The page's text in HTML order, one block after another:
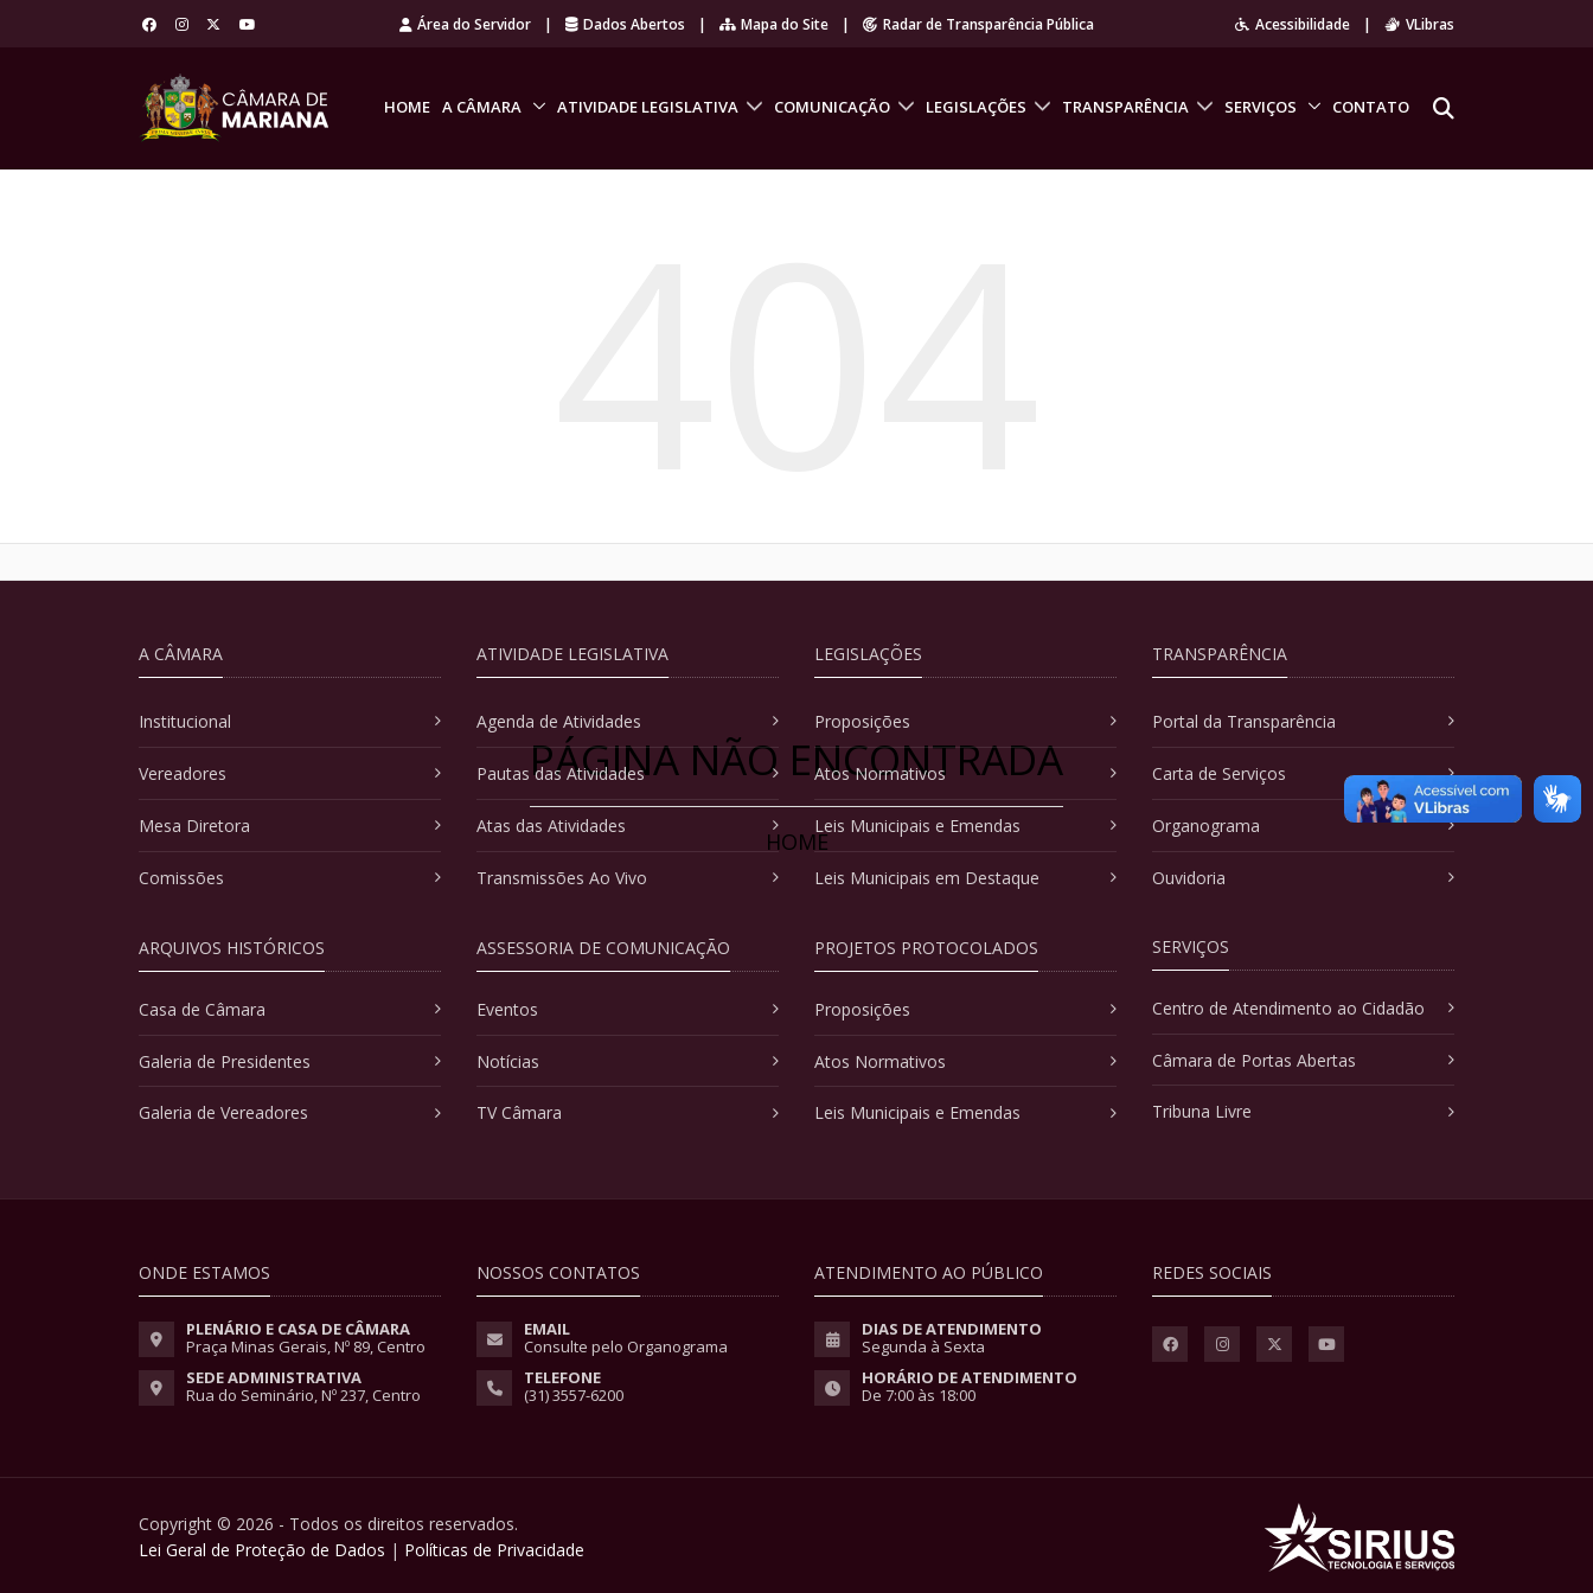
Área do Servidor | Dados Abertos | Mapa do Site | Radar de Transparência Pública Acessibilidade | VLibras
HOME A CÂMARA ATIVIDADE LEGISLATIVA COMUNICAÇÃO LEGISLAÇÕES TRANSPARÊNCIA SERVIÇOS CONTATO
PÁGINA NÃO ENCONTRADA
HOME
A CÂMARA
Institucional
Vereadores
Mesa Diretora
Comissões
ARQUIVOS HISTÓRICOS
Casa de Câmara
Galeria de Presidentes
Galeria de Vereadores
ATIVIDADE LEGISLATIVA
Agenda de Atividades
Pautas das Atividades
Atas das Atividades
Transmissões Ao Vivo
ASSESSORIA DE COMUNICAÇÃO
Eventos
Notícias
TV Câmara
LEGISLAÇÕES
Proposições
Atos Normativos
Leis Municipais e Emendas
Leis Municipais em Destaque
PROJETOS PROTOCOLADOS
Proposições
Atos Normativos
Leis Municipais e Emendas
TRANSPARÊNCIA
Portal da Transparência
Carta de Serviços
Organograma
Ouvidoria
SERVIÇOS
Centro de Atendimento ao Cidadão
Câmara de Portas Abertas
Tribuna Livre
ONDE ESTAMOS
PLENÁRIO E CASA DE CÂMARA
Praça Minas Gerais, Nº 89, Centro
SEDE ADMINISTRATIVA
Rua do Seminário, Nº 237, Centro
NOSSOS CONTATOS
EMAIL
Consulte pelo Organograma
TELEFONE
(31) 3557-6200
ATENDIMENTO AO PÚBLICO
DIAS DE ATENDIMENTO
Segunda à Sexta
HORÁRIO DE ATENDIMENTO
De 7:00 às 18:00
REDES SOCIAIS
Copyright © 2026 - Todos os direitos reservados.
Lei Geral de Proteção de Dados | Políticas de Privacidade